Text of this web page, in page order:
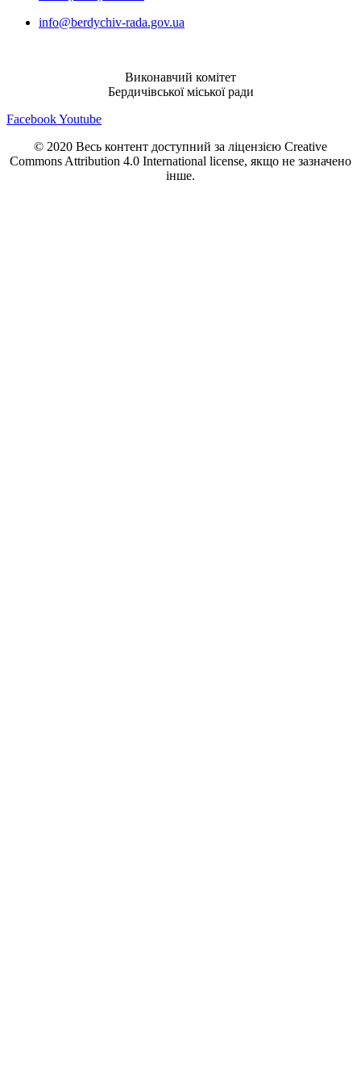
info@berdychiv-rada.gov.ua
Виконавчий комітет
Бердичівської міської ради
FacebookYoutube
© 2020 Весь контент доступний за ліцензією Creative
Commons Attribution 4.0 International license, якщо не зазначено
інше.